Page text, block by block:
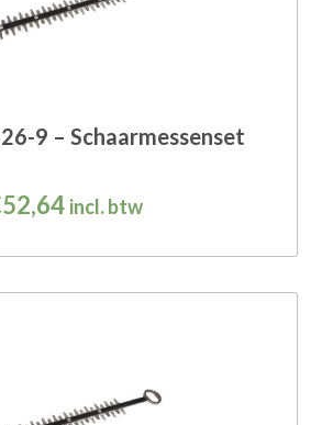
9 – Schaarmessenset
52,64 incl. btw